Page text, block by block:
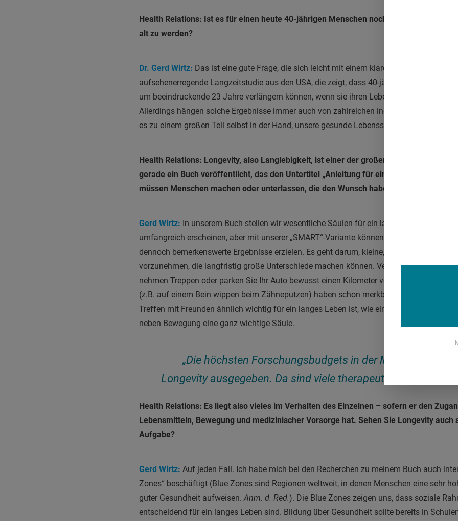
Health Relations: Ist es für einen heute 40-jährigen Menschen noch möglich, bei guter
alt zu werden?
Dr. Gerd Wirtz: Das ist eine gute Frage, die sich leicht mit einem klaren JA beantworten
aufsehenerregende Langzeitstudie aus den USA, die zeigt, dass 40-jährige Männer ihre
um beeindruckende 23 Jahre verlängern können, wenn sie ihren Lebensstil in
Allerdings hängen solche Ergebnisse immer auch von zahlreichen individuellen Faktoren
es zu einem großen Teil selbst in der Hand, unsere gesunde Lebensspanne zu verlängern.
Health Relations: Longevity, also Langlebigkeit, ist einer der großen gesellschaftlichen
gerade ein Buch veröffentlicht, das den Untertitel „Anleitung für ein langes und
müssen Menschen machen oder unterlassen, die den Wunsch haben, gesund länger zu
Gerd Wirtz: In unserem Buch stellen wir wesentliche Säulen für ein langes Leben vor.
umfangreich erscheinen, aber mit unserer „SMART“-Variante können Sie 80 % Ihrer
dennoch bemerkenswerte Ergebnisse erzielen. Es geht darum, kleine, aber wirkungsvolle
vorzunehmen, die langfristig große Unterschiede machen können. Verzichten Sie
nehmen Treppen oder parken Sie Ihr Auto bewusst einen Kilometer von Ihrem Ziel
(z.B. auf einem Bein wippen beim Zähneputzen) haben schon merkbare Wirkungen. Und
Treffen mit Freunden ähnlich wichtig für ein langes Leben ist, wie ein Besuch im
neben Bewegung eine ganz wichtige Säule.
„Die höchsten Forschungsbudgets in der Medizin
Longevity ausgegeben. Da sind viele therapeutische Lösungen
Health Relations: Es liegt also vieles im Verhalten des Einzelnen – sofern er den
Lebensmitteln, Bewegung und medizinischer Vorsorge hat. Sehen Sie Longevity auch
Aufgabe?
Gerd Wirtz: Auf jeden Fall. Ich habe mich bei den Recherchen zu meinem Buch auch
Zones“ beschäftigt (Blue Zones sind Regionen weltweit, in denen Menschen eine sehr
guter Gesundheit aufweisen.Anm. d. Red.). Die Blue Zones zeigen uns, dass soziale
entscheidend für ein langes Leben sind. Bildung über Gesundheit sollte bereits in